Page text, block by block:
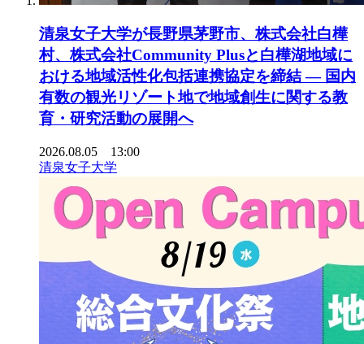
清泉女子大学が長野県茅野市、株式会社白樺
村、株式会社Community Plusと白樺湖地域に
おける地域活性化包括連携協定を締結 ― 国内
有数の観光リゾート地で地域創生に関する教
育・研究活動の展開へ
2026.08.05 13:00
清泉女子大学